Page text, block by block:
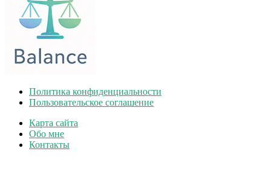
Политика конфиденциальности
Пользовательское соглашение
Карта сайта
Обо мне
Контакты